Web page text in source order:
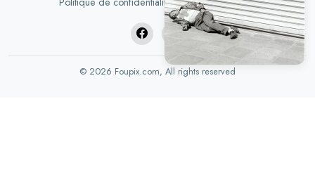
© 2026 Foupix.com, All rights reserved